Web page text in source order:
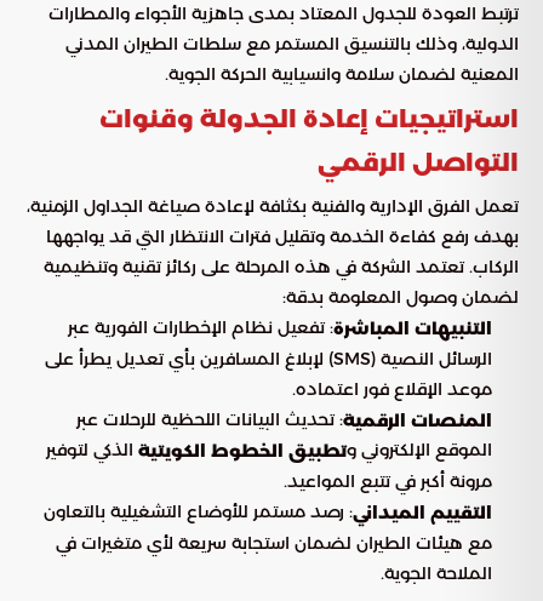
ترتبط العودة للجدول المعتاد بمدى جاهزية الأجواء والمطارات
الدولية، وذلك بالتنسيق المستمر مع سلطات الطيران المدني
المعنية لضمان سلامة وانسيابية الحركة الجوية.
استراتيجيات إعادة الجدولة وقنوات
التواصل الرقمي
تعمل الفرق الإدارية والفنية بكثافة لإعادة صياغة الجداول الزمنية،
بهدف رفع كفاءة الخدمة وتقليل فترات الانتظار التي قد يواجهها
الركاب. تعتمد الشركة في هذه المرحلة على ركائز تقنية وتنظيمية
لضمان وصول المعلومة بدقة:
التنبيهات المباشرة: تفعيل نظام الإخطارات الفورية عبر
الرسائل النصية (SMS) لإبلاغ المسافرين بأي تعديل يطرأ على
موعد الإقلاع فور اعتماده.
المنصات الرقمية: تحديث البيانات اللحظية للرحلات عبر
الموقع الإلكتروني وتطبيق الخطوط الكويتية الذكي لتوفير
مرونة أكبر في تتبع المواعيد.
التقييم الميداني: رصد مستمر للأوضاع التشغيلية بالتعاون
مع هيئات الطيران لضمان استجابة سريعة لأي متغيرات في
الملاحة الجوية.